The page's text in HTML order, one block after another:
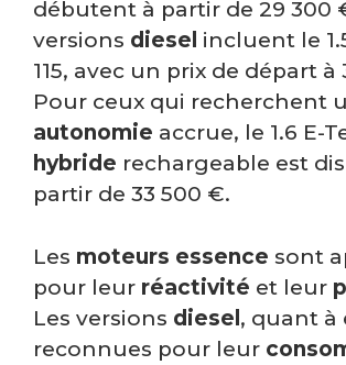
débutent à partir de 29 300
versions diesel incluent le
115, avec un prix de départ à
Pour ceux qui recherchent
autonomie accrue, le 1.6 E-
hybride rechargeable est
partir de 33 500 €.
Les moteurs essence sont
pour leur réactivité et leur
Les versions diesel , quant à
reconnues pour leur